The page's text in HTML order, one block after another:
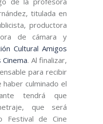
titulada en
productora
de cámara y
Cultural Amigos
. Al finalizar,
para recibir
culminado el
tendrá que
que será
Festival de Cine